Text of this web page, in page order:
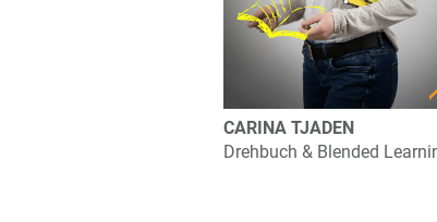
CARINA TJADEN
Drehbuch & Blended